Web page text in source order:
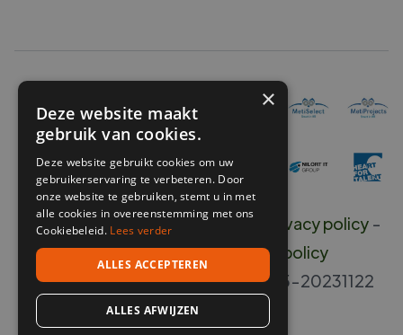
Copyright ©2026O'connect - Privacy policy-
Disclaimer-Klokkenluiders policy
Erkenningsnummer B 20400-405-20231122
×
Deze website maakt
gebruik van cookies.
Deze website gebruikt cookies om uw
gebruikerservaring te verbeteren. Door
onze website te gebruiken, stemt u in met
alle cookies in overeenstemming met ons
Cookiebeleid. Lees verder
ALLES ACCEPTEREN
ALLES AFWIJZEN